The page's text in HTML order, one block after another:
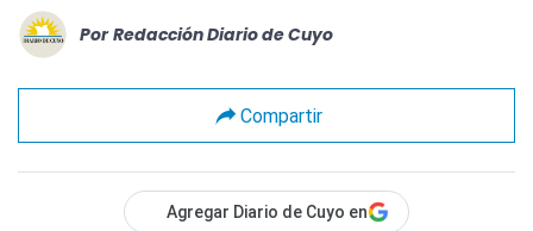
Por Redacción Diario de Cuyo
Compartir
Agregar Diario de Cuyo en